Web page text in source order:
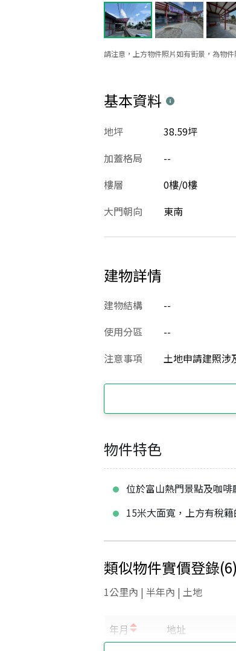
請注意，上方物件照片如有街景，為物
基本資料
地坪 38.59坪
加蓋格局
--
樓層
0樓/0樓
大門朝向
東南
建物詳情
建物結構 --
使用分區
--
注意事項
土地申請建照涉
物件特色
位於富山熱門景點及咖
15米大面寬，上方有稅
類似物件實價登錄(6)
1公里內 | 半年內 | 土地